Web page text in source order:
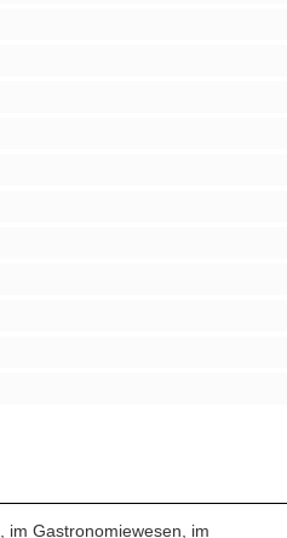
im Gastronomiewesen, im